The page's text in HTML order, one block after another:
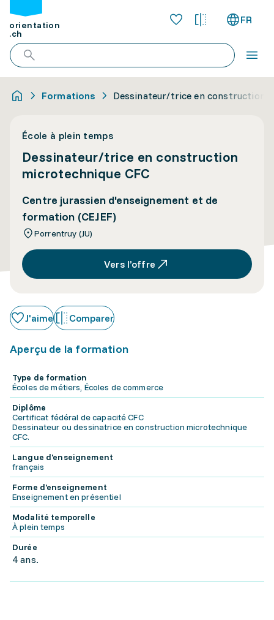
orientation
.ch
FR
Formations Dessinateur/trice en construction
École à plein temps
Dessinateur/trice en construction
microtechnique CFC
Centre jurassien d'enseignement et de
formation (CEJEF)
Porrentruy (JU)
Vers l’offre
J'aime Comparer
Aperçu de la formation
Type de formation
Écoles de métiers, Écoles de commerce
Diplôme
Certificat fédéral de capacité CFC
Dessinateur ou dessinatrice en construction microtechnique
CFC.
Langue d'enseignement
français
Forme d'enseignement
Enseignement en présentiel
Modalité temporelle
À plein temps
Durée
4 ans.